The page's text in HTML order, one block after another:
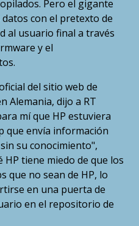
Pero el gigante
con el pretexto de
al usuario final a través
y el
del sitio web de
Alemania, dijo a RT
mí que HP estuviera
que envía información
su conocimiento",
tiene miedo de que los
que no sean de HP, lo
en una puerta de
en el repositorio de